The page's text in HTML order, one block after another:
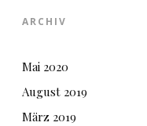
ARCHIV
Mai 2020
August 2019
März 2019